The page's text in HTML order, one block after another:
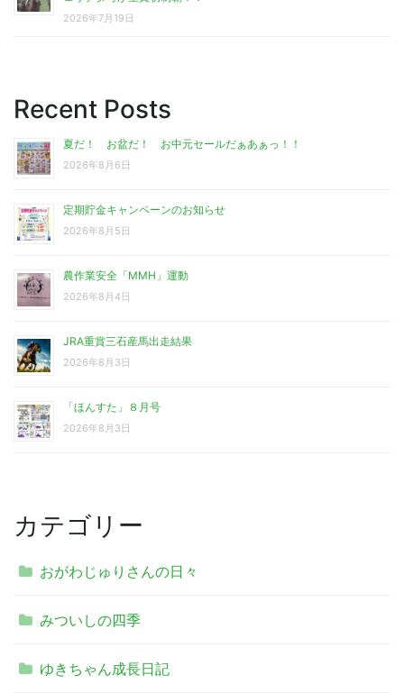
2026年7月19日
Recent Posts
夏だ！ お盆だ！ お中元セールだぁあぁっ！！
2026年8月6日
定期貯金キャンペーンのお知らせ
2026年8月5日
農作業安全「MMH」運動
2026年8月4日
JRA重賞三石産馬出走結果
2026年8月3日
「ほんすた」８月号
2026年8月3日
カテゴリー
おがわじゅりさんの日々
みついしの四季
ゆきちゃん成長日記